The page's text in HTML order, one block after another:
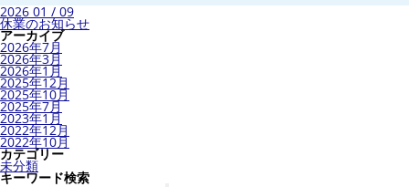
2026 01 / 09
休業のお知らせ
アーカイブ
2026年7月
2026年3月
2026年1月
2025年12月
2025年10月
2025年7月
2023年1月
2022年12月
2022年10月
カテゴリー
未分類
キーワード検索